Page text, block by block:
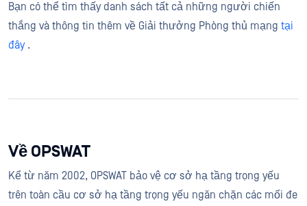
Bạn có thể tìm thấy danh sách tất cả những người chiến
thắng và thông tin thêm về Giải thưởng Phòng thủ mạng tại
đây.
Về OPSWAT
Kể từ năm 2002, OPSWAT bảo vệ cơ sở hạ tầng trọng yếu
trên toàn cầu cơ sở hạ tầng trọng yếu ngăn chặn các mối đe